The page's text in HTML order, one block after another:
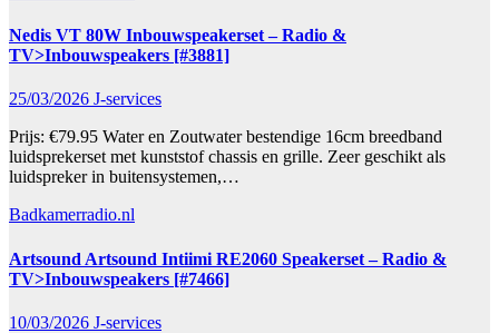
Nedis VT 80W Inbouwspeakerset – Radio &
TV>Inbouwspeakers [#3881]
25/03/2026 J-services
Prijs: €79.95 Water en Zoutwater bestendige 16cm breedband
luidsprekerset met kunststof chassis en grille. Zeer geschikt als
luidspreker in buitensystemen,…
Badkamerradio.nl
Artsound Artsound Intiimi RE2060 Speakerset – Radio &
TV>Inbouwspeakers [#7466]
10/03/2026 J-services